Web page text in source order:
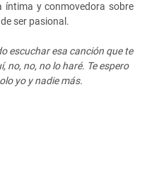
íntima y conmovedora sobre
ser pasional.
escuchar esa canción que te
no, no, no lo haré. Te espero
yo y nadie más.